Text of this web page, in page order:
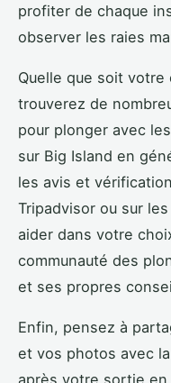
profiter de chaque
observer les raies
Quelle que soit
trouverez de
pour plonger avec
sur Big Island en
les avis et
Tripadvisor ou sur
aider dans votre
communauté des
et ses propres
Enfin, pensez à
et vos photos avec
après votre sortie en